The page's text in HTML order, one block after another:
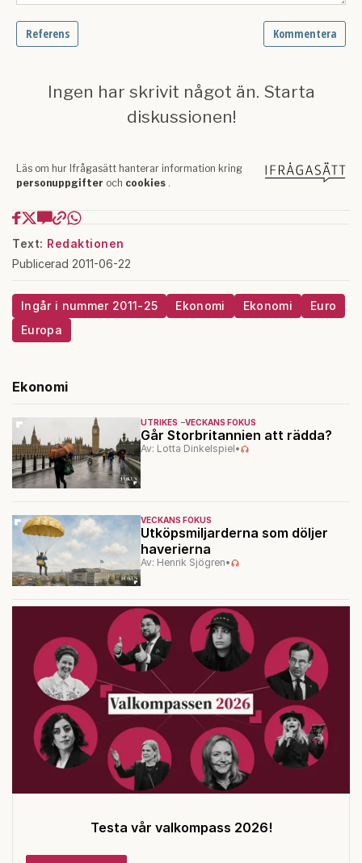
Text: Redaktionen
Publicerad 2011-06-22
Ingår i nummer 2011-25 Ekonomi Ekonomi
Euro
Europa
Ekonomi
UTRIKES VECKANS FOKUS
Går Storbritannien att rädda?
Av: Lotta Dinkelspiel•
VECKANS FOKUS
Utköpsmiljarderna som döljer
haverierna
Av: Henrik Sjögren•
Testa vår valkompass 2026!